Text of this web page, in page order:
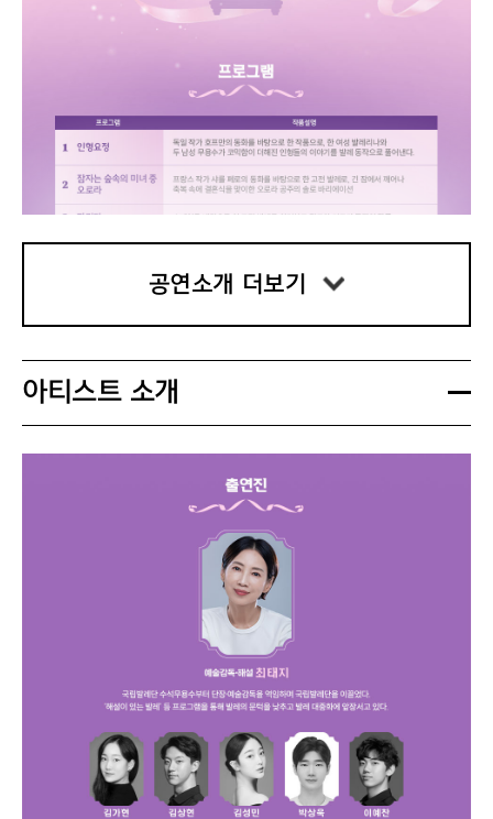
공연소개 더보기
아티스트 소개